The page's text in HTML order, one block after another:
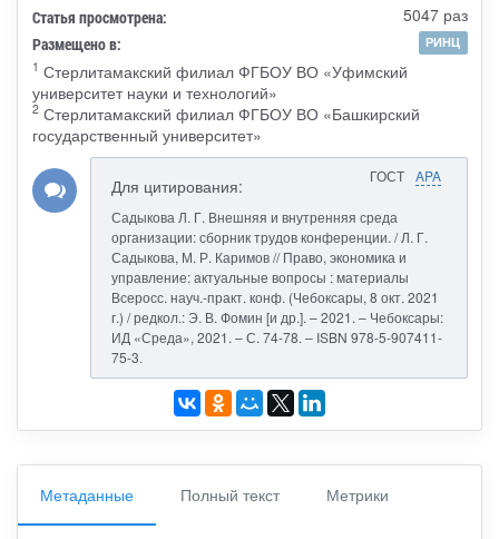
Статья просмотрена:
5047 раз
Размещено в:
РИНЦ
1 Стерлитамакский филиал ФГБОУ ВО «Уфимский
университет науки и технологий»
2Стерлитамакский филиал ФГБОУ ВО «Башкирский
государственный университет»
ГОСТ APA
Для цитирования:
Садыкова Л. Г. Внешняя и внутренняя среда
организации: сборник трудов конференции. / Л. Г.
Садыкова, М. Р. Каримов // Право, экономика и
управление: актуальные вопросы : материалы
Всеросс. науч.-практ. конф. (Чебоксары, 8 окт. 2021
г.) / редкол.: Э. В. Фомин [и др.]. – 2021. – Чебоксары:
ИД «Среда», 2021. – С. 74-78. – ISBN 978-5-907411-
75-3.
Метаданные Полный текст Метрики